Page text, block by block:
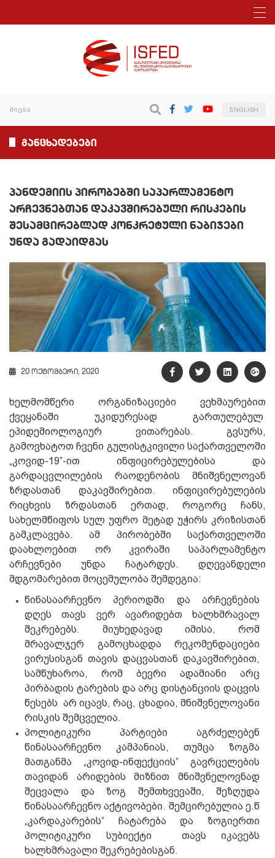
ENGLISH
განცხადებები
პანდემიის პირობებში საპარლამენტო
არჩევნებთან დაკავშირებული რისკების
შესამცირებლად კონკრეტული ნაბიჯები
უნდა გადაიდგას
20 ოქტომბერი, 2020
ხელმომწერი ორგანიზაციები ვეხმაურებით
ქვეყანაში უკიდურესად გართულებულ
ეპიდემიოლოგიურ ვითარებას. გვსურს,
გამოვხატოთ ჩვენი გულისტკივილი საქართველოში
„კოვიდ-19”-ით ინფიცირებულებისა და
გარდაცვლილების რაოდენობის მნიშვნელოვან
ზრდასთან დაკავშირებით. ინფიცირებულების
რიცხვის ზრდასთან ერთად, როგორც ჩანს,
სახელმწიფოს სულ უფრო მეტად უჭირს კრიზისთან
გამკლავება. ამ პირობებში საქართველოში
დაახლოებით ორ კვირაში საპარლამენტო
არჩევნები უნდა ჩატარდეს. დღევანდელი
მდგომარებით მოცემულობა შემდეგია:
წინასაარჩევნო პერიოდში და არჩევნების
დღეს თავს ვერ ავარიდებთ ხალხმრავალ
შეკრებებს. მიუხედავად იმისა, რომ
მრავალჯერ გამოცხადდა რეკომენდაციები
ვირუსისგან თავის დაცვასთან დაკავშირებით,
სამწუხაროა, რომ ბევრი ადამიანი არც
პირბადის ტარების და არც დისტანციის დაცვის
წესებს არ იცავს, რაც, ცხადია, მნიშვნელოვანი
რისკის შემცველია.
პოლიტიკური პარტიები აგრძელებენ
წინასაარჩევნო კამპანიას, თუმცა ზოგმა
მათგანმა „კოვიდ-ინფექციის” გავრცელების
თავიდან არიდების მიზნით მნიშვნელოვნად
შეცვალა და ზოგ შემთხვევაში, შეზღუდა
წინასაარჩევნო აქტივობები. შემცირებულია ე.წ
„კარდაკარების“ ჩატარება და ზოგიერთი
პოლიტიკური სუბიექტი თავს იკავებს
ხალხმრავალი შეკრებებისგან.